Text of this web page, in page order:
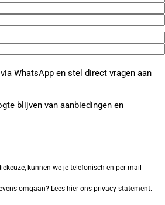
WhatsApp en stel direct vragen aan
blijven van aanbiedingen en
kunnen we je telefonisch en per mail
omgaan? Lees hier ons privacy statement.